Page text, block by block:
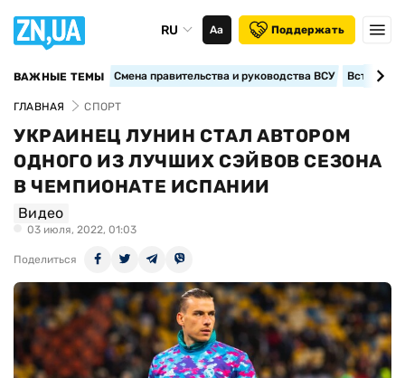
RU Аа Поддержать
ВАЖНЫЕ ТЕМЫ Смена правительства и руководства ВСУ
ГЛАВНАЯ СПОРТ
УКРАИНЕЦ ЛУНИН СТАЛ АВТОРОМ
ОДНОГО ИЗ ЛУЧШИХ СЭЙВОВ СЕЗОНА
В ЧЕМПИОНАТЕ ИСПАНИИ
Видео
03 июля, 2022, 01:03
Поделиться